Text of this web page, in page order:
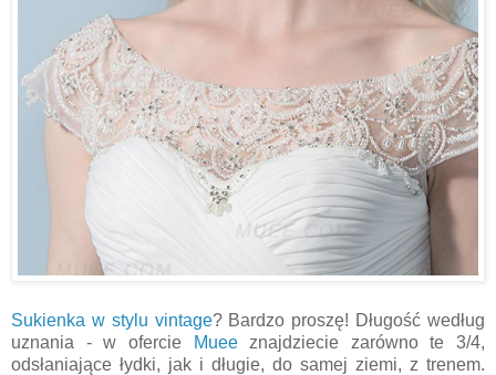
Sukienka w stylu vintage? Bardzo proszę! Długość według
uznania - w ofercieMueeznajdziecie zarówno te 3/4,
odsłaniające łydki, jak i długie, do samej ziemi, z trenem.